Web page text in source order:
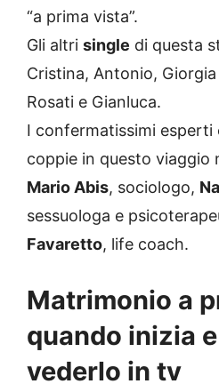
“a prima vista”.
Gli altri single di questa
Cristina, Antonio,
Rosati e Gianluca.
I confermatissimi esperti
coppie in questo viaggio
Mario Abis, sociologo,
sessuologa e
Favaretto, life coach.
Matrimonio a
quando inizia
vederlo in tv